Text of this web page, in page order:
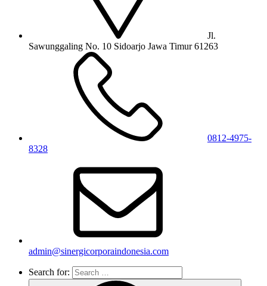
Jl.
Sawunggaling No. 10 Sidoarjo Jawa Timur 61263
0812-4975-
8328
admin@sinergicorporaindonesia.com
Search for: